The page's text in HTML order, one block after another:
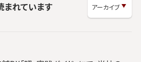
まれています